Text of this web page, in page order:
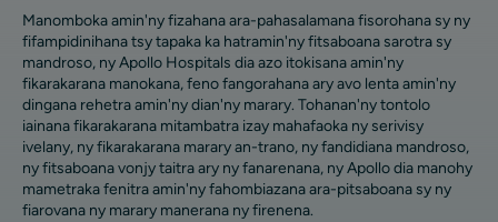
Manomboka amin'ny fizahana ara-pahasalamana fisorohana sy ny
fifampidinihana tsy tapaka ka hatramin'ny fitsaboana sarotra sy
mandroso, ny Apollo Hospitals dia azo itokisana amin'ny
fikarakarana manokana, feno fangorahana ary avo lenta amin'ny
dingana rehetra amin'ny dian'ny marary. Tohanan'ny tontolo
iainana fikarakarana mitambatra izay mahafaoka ny serivisy
ivelany, ny fikarakarana marary an-trano, ny fandidiana mandroso,
ny fitsaboana vonjy taitra ary ny fanarenana, ny Apollo dia manohy
mametraka fenitra amin'ny fahombiazana ara-pitsaboana sy ny
fiarovana ny marary manerana ny firenena.